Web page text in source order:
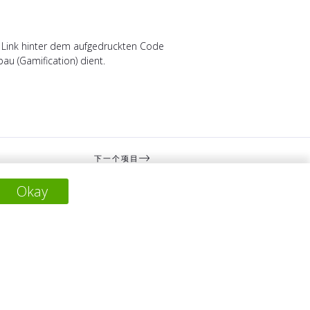
hinter dem aufgedruckten Code
(Gamification) dient.
下一个项目
Okay